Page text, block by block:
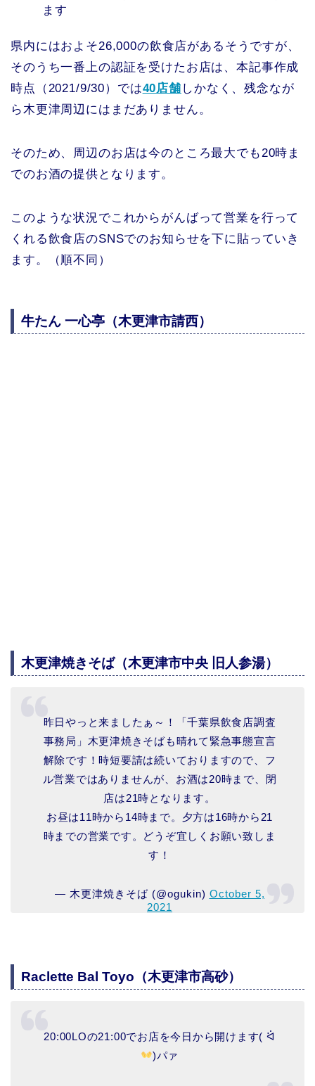
ます
県内にはおよそ26,000の飲食店があるそうですが、
そのうち一番上の認証を受けたお店は、本記事作成
時点（2021/9/30）では40店舗 しかなく、残念なが
ら木更津周辺にはまだありません。
そのため、周辺のお店は今のところ最大でも20時ま
でのお酒の提供となります。
このような状況でこれからがんばって営業を行って
くれる飲食店のSNSでのお知らせを下に貼っていき
ます。（順不同）
牛たん 一心亭（木更津市請西）
木更津焼きそば（木更津市中央 旧人参湯）
昨日やっと来ましたぁ～！「千葉県飲食店調査
事務局」木更津焼きそばも晴れて緊急事態宣言
解除です！時短要請は続いておりますので、フ
ル営業ではありませんが、お酒は20時まで、閉
店は21時となります。
お昼は11時から14時まで。夕方は16時から21
時までの営業です。どうぞ宜しくお願い致しま
す！
— 木更津焼きそば (@ogukin) October 5,
2021
Raclette Bal Toyo（木更津市高砂）
20:00LOの21:00でお店を今日から開けます( ᐛ
)パァ